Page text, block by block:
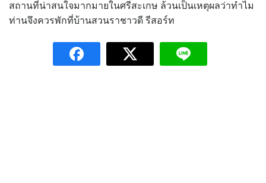
สถานที่น่าสนใจมากมายในศรีสะเกษ ล้วนเป็นเหตุผลว่าทำไม
ท่านจึงควรพักที่บ้านสวนราชาวดี รีสอร์ท